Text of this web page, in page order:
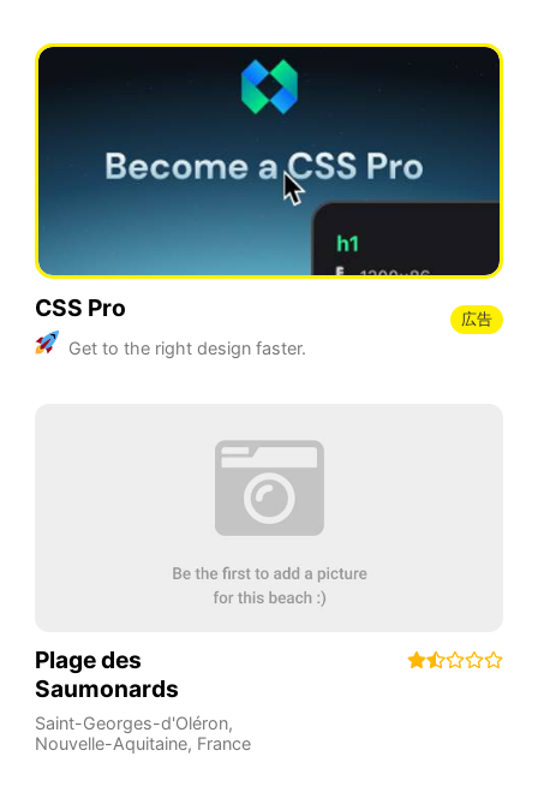
CSS Pro
Get to the right design faster.
広告
Plage des
Saumonards
Saint-Georges-d'Oléron,
Nouvelle-Aquitaine, France